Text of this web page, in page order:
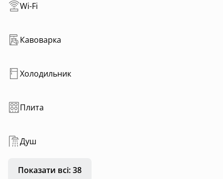
Wi-Fi
Кавоварка
Холодильник
Плита
Душ
Показати всі: 38